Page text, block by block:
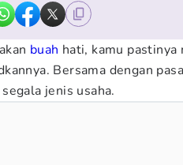
buah hati, kamu
Bersama dengan
jenis usaha.